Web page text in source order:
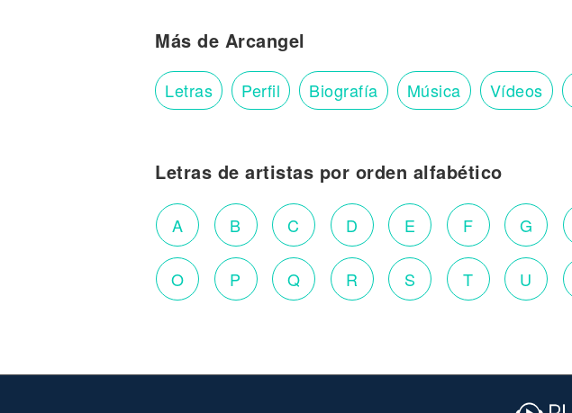
Más de Arcangel
Letras Perfil Biografía Música Vídeos
Letras de artistas por orden alfabético
A B C D E F G
O P Q R S T U